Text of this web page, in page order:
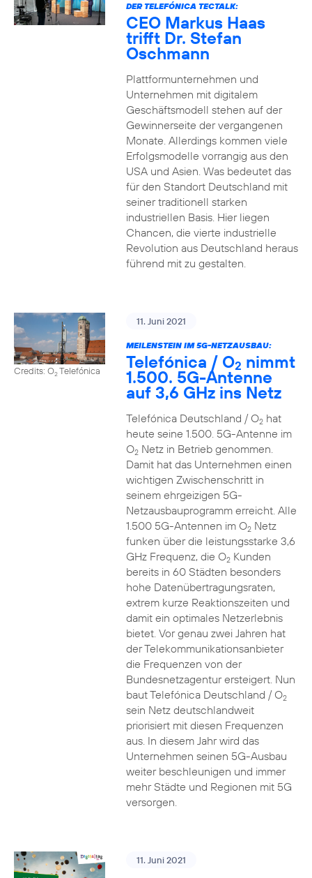
DER TELEFÓNICA TECTALK:
CEO Markus Haas
trifft Dr. Stefan
Oschmann
Plattformunternehmen und
Unternehmen mit digitalem
Geschäftsmodell stehen auf der
Gewinnerseite der vergangenen
Monate. Allerdings kommen viele
Erfolgsmodelle vorrangig aus den
USA und Asien. Was bedeutet das
für den Standort Deutschland mit
seiner traditionell starken
industriellen Basis. Hier liegen
Chancen, die vierte industrielle
Revolution aus Deutschland heraus
führend mit zu gestalten.
Credits: O2Telefónica
11. Juni 2021
MEILENSTEIN IM 5G-NETZAUSBAU:
Telefónica / O2 nimmt
1.500. 5G-Antenne
auf 3,6 GHz ins Netz
Telefónica Deutschland / O2hat
heute seine 1.500. 5G-Antenne im
O2Netz in Betrieb genommen.
Damit hat das Unternehmen einen
wichtigen Zwischenschritt in
seinem ehrgeizigen 5G-
Netzausbauprogramm erreicht. Alle
1.500 5G-Antennen im O2Netz
funken über die leistungsstarke 3,6
GHz Frequenz, die O2Kunden
bereits in 60 Städten besonders
hohe Datenübertragungsraten,
extrem kurze Reaktionszeiten und
damit ein optimales Netzerlebnis
bietet. Vor genau zwei Jahren hat
der Telekommunikationsanbieter
die Frequenzen von der
Bundesnetzagentur ersteigert. Nun
baut Telefónica Deutschland / O2
sein Netz deutschlandweit
priorisiert mit diesen Frequenzen
aus. In diesem Jahr wird das
Unternehmen seinen 5G-Ausbau
weiter beschleunigen und immer
mehr Städte und Regionen mit 5G
versorgen.
11. Juni 2021